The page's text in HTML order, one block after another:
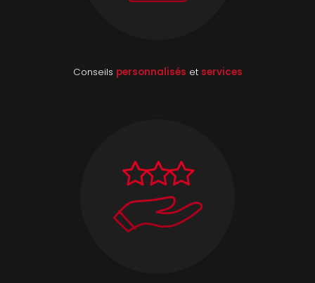
Conseils personnalisés et services